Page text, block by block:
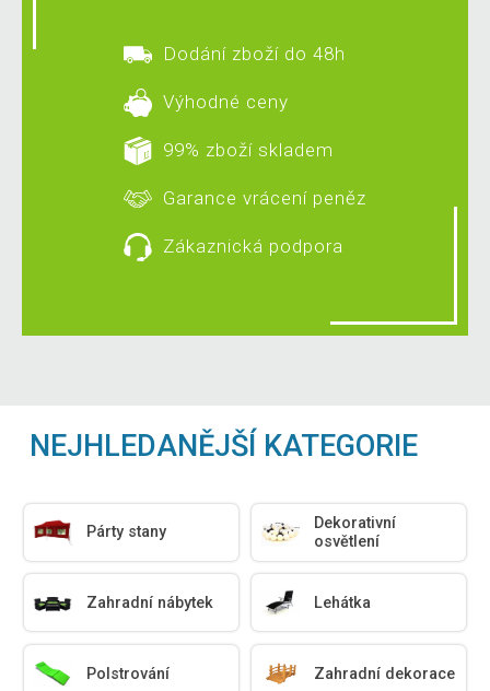
Dodání zboží do 48h
Výhodné ceny
99% zboží skladem
Garance vrácení peněz
Zákaznická podpora
NEJHLEDANĚJŠÍ KATEGORIE
Párty stany
Dekorativní
osvětlení
Zahradní nábytek Lehátka
Polstrování Zahradní dekorace